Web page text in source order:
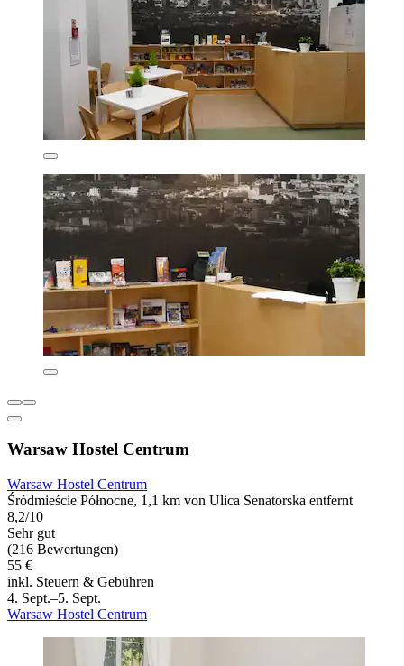
Warsaw Hostel Centrum
Warsaw Hostel Centrum
Śródmieście Północne, 1,1 km von Ulica Senatorska entfernt
8,2/10
Sehr gut
(216 Bewertungen)
55 €
inkl. Steuern & Gebühren
4. Sept.–5. Sept.
Warsaw Hostel Centrum